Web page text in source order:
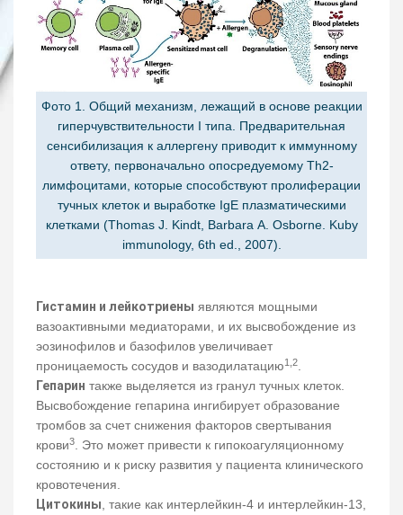
Фото 1. Общий механизм, лежащий в основе реакции
гиперчувствительности I типа. Предварительная
сенсибилизация к аллергену приводит к иммунному
ответу, первоначально опосредуемому Th2-
лимфоцитами, которые способствуют пролиферации
тучных клеток и выработке IgE плазматическими
клетками (Thomas J. Kindt, Barbara A. Osborne. Kuby
immunology, 6th ed., 2007).
Гистамин и лейкотриены являются мощными
вазоактивными медиаторами, и их высвобождение из
эозинофилов и базофилов увеличивает
проницаемость сосудов и вазодилатацию1,2
Гепарин также выделяется из гранул тучных клеток.
Высвобождение гепарина ингибирует образование
тромбов за счет снижения факторов свертывания
крови3
. Это может привести к гипокоагуляционному
состоянию и к риску развития у пациента клинического
кровотечения.
Цитокины , такие как интерлейкин-4 и интерлейкин-13,